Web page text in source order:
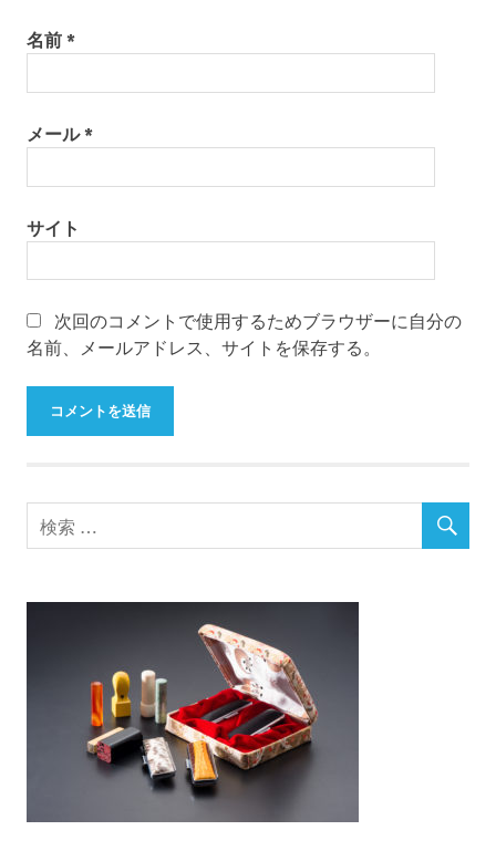
名前*
メール*
サイト
次回のコメントで使用するためブラウザーに自分の
名前、メールアドレス、サイトを保存する。